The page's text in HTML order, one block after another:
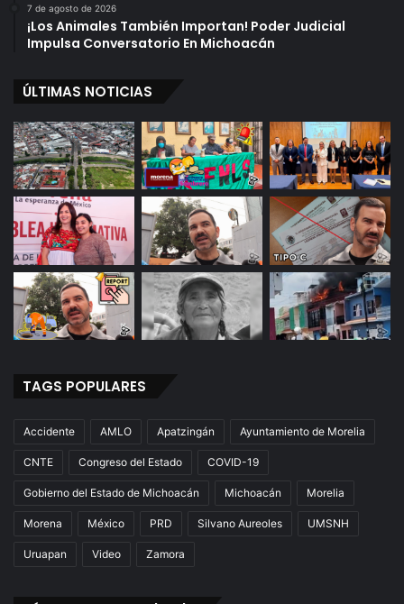
7 de agosto de 2026
¡Los Animales También Importan! Poder Judicial
Impulsa Conversatorio En Michoacán
ÚLTIMAS NOTICIAS
TAGS POPULARES
Accidente AMLO Apatzingán Ayuntamiento de Morelia
CNTE Congreso del Estado COVID-19
Gobierno del Estado de Michoacán Michoacán Morelia
Morena México PRD Silvano Aureoles UMSNH
Uruapan Video Zamora